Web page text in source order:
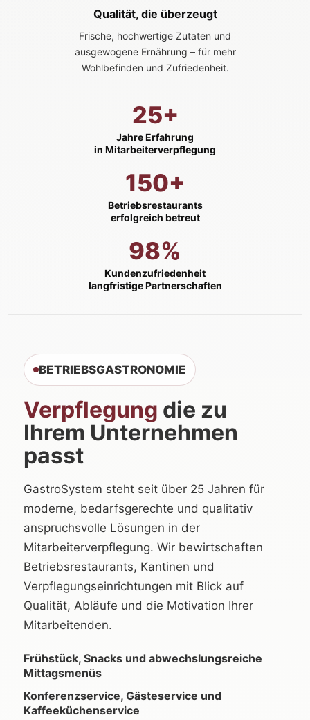
Qualität, die überzeugt
Frische, hochwertige Zutaten und
ausgewogene Ernährung – für mehr
Wohlbefinden und Zufriedenheit.
25+
Jahre Erfahrung
in Mitarbeiterverpflegung
150+
Betriebsrestaurants
erfolgreich betreut
98%
Kundenzufriedenheit
langfristige Partnerschaften
BETRIEBSGASTRONOMIE
Verpflegung die zu
Ihrem Unternehmen
passt
GastroSystem steht seit über 25 Jahren für
moderne, bedarfsgerechte und qualitativ
anspruchsvolle Lösungen in der
Mitarbeiterverpflegung. Wir bewirtschaften
Betriebsrestaurants, Kantinen und
Verpflegungseinrichtungen mit Blick auf
Qualität, Abläufe und die Motivation Ihrer
Mitarbeitenden.
Frühstück, Snacks und abwechslungsreiche
Mittagsmenüs
Konferenzservice, Gästeservice und
Kaffeeküchenservice